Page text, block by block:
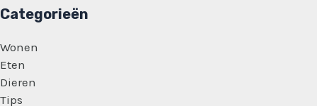
Categorieën
Wonen
Eten
Dieren
Tips